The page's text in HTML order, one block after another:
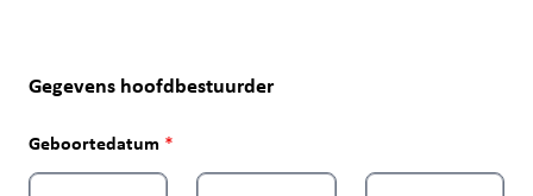
Gegevens hoofdbestuurder
Geboortedatum